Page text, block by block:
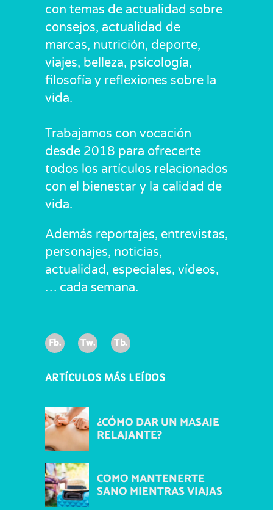
con temas de actualidad sobre
consejos, actualidad de
marcas, nutrición, deporte,
viajes, belleza, psicología,
filosofía y reflexiones sobre la
vida.
Trabajamos con vocación
desde 2018 para ofrecerte
todos los artículos relacionados
con el bienestar y la calidad de
vida.
Además reportajes, entrevistas,
personajes, noticias,
actualidad, especiales, vídeos,
… cada semana.
Fb. Tw. Tb.
ARTÍCULOS MÁS LEÍDOS
¿CÓMO DAR UN MASAJE
RELAJANTE?
COMO MANTENERTE
SANO MIENTRAS VIAJAS